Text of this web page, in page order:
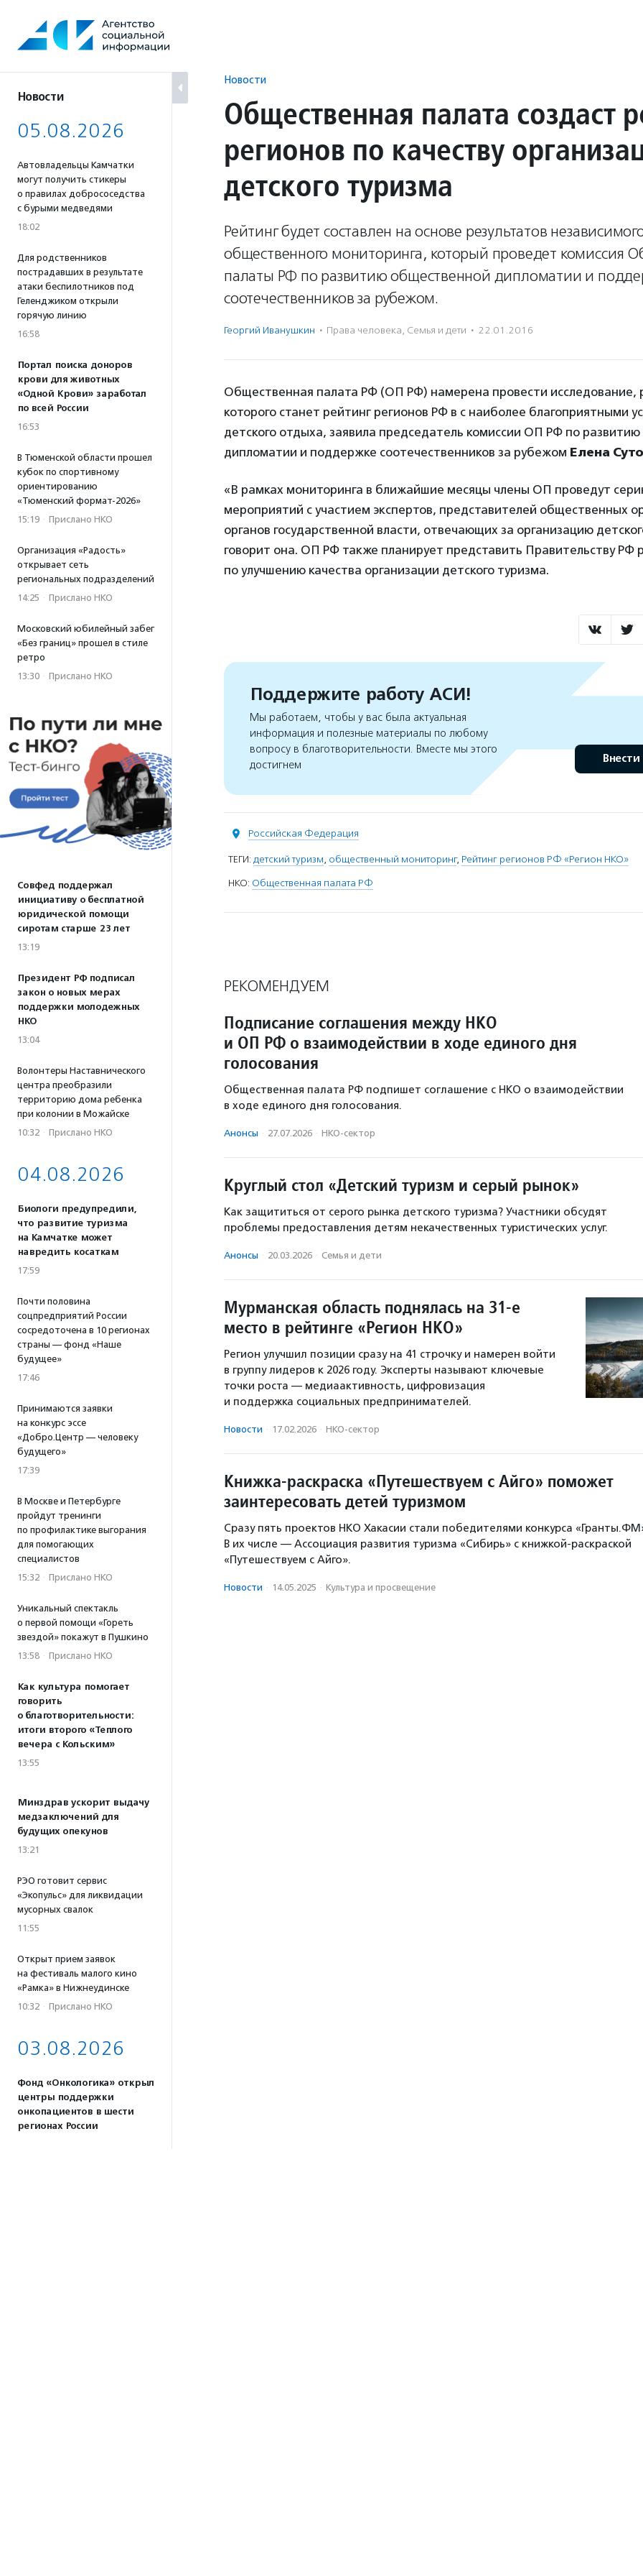
содержанию
Новости
05.08.2026
Автовладельцы Камчатки
могут получить стикеры
о правилах добрососедства
с бурыми медведями
18:02
Для родственников
пострадавших в результате
атаки беспилотников под
Геленджиком открыли
горячую линию
16:58
Портал поиска доноров
крови для животных
«Одной Крови» заработал
по всей России
16:53
В Тюменской области прошел
кубок по спортивному
ориентированию
«Тюменский формат-2026»
15:19 · Прислано НКО
Организация «Радость»
открывает сеть
региональных подразделений
14:25 · Прислано НКО
Московский юбилейный забег
«Без границ» прошел в стиле
ретро
13:30 · Прислано НКО
Совфед поддержал
инициативу о бесплатной
юридической помощи
сиротам старше 23 лет
13:19
Президент РФ подписал
закон о новых мерах
поддержки молодежных
НКО
13:04
Волонтеры Наставнического
центра преобразили
территорию дома ребенка
при колонии в Можайске
10:32 · Прислано НКО
04.08.2026
Биологи предупредили,
что развитие туризма
на Камчатке может
навредить косаткам
17:59
Почти половина
соцпредприятий России
сосредоточена в 10 регионах
страны — фонд «Наше
будущее»
17:46
Принимаются заявки
на конкурс эссе
«Добро.Центр — человеку
будущего»
17:39
В Москве и Петербурге
пройдут тренинги
по профилактике выгорания
для помогающих
специалистов
15:32 · Прислано НКО
Уникальный спектакль
о первой помощи «Гореть
звездой» покажут в Пушкино
13:58 · Прислано НКО
Как культура помогает
говорить
о благотворительности:
итоги второго «Теплого
вечера с Кольским»
13:55
Минздрав ускорит выдачу
медзаключений для
будущих опекунов
13:21
РЭО готовит сервис
«Экопульс» для ликвидации
мусорных свалок
11:55
Открыт прием заявок
на фестиваль малого кино
«Рамка» в Нижнеудинске
10:32 · Прислано НКО
03.08.2026
Фонд «Онкологика» открыл
центры поддержки
онкопациентов в шести
регионах России
Новости
Общественная палата создаст
регионов по качеству
детского туризма
Рейтинг будет составлен на основе результатов
общественного мониторинга, который проведет комиссия
палаты РФ по развитию общественной дипломатии и
соотечественников за рубежом.
Георгий Иванушкин · Права человека, Семья и дети · 22.01.2016
Общественная палата РФ (ОП РФ) намерена провести исследование,
которого станет рейтинг регионов РФ в с наиболее благоприятными
детского отдыха, заявила председатель комиссии ОП РФ по
дипломатии и поддержке соотечественников за рубежом Елена
«В рамках мониторинга в ближайшие месяцы члены ОП проведут
мероприятий с участием экспертов, представителей общественных
органов государственной власти, отвечающих за организацию
говорит она. ОП РФ также планирует представить Правительству РФ
по улучшению качества организации детского туризма.
Поддержите работу АСИ!
Мы работаем, чтобы у вас была актуальная
информация и полезные материалы по любому
вопросу в благотворительности. Вместе мы этого
достигнем
Внести
Российская Федерация
ТЕГИ: детский туризм, общественный мониторинг, Рейтинг регионов РФ «Регион НКО»
НКО: Общественная палата РФ
РЕКОМЕНДУЕМ
Подписание соглашения между НКО
и ОП РФ о взаимодействии в ходе единого дня
голосования
Общественная палата РФ подпишет соглашение с НКО о взаимодействии
в ходе единого дня голосования.
Анонсы · 27.07.2026 · НКО-сектор
Круглый стол «Детский туризм и серый рынок»
Как защититься от серого рынка детского туризма? Участники обсудят
проблемы предоставления детям некачественных туристических услуг.
Анонсы · 20.03.2026 · Семья и дети
Мурманская область поднялась на 31-е
место в рейтинге «Регион НКО»
Регион улучшил позиции сразу на 41 строчку и намерен войти
в группу лидеров к 2026 году. Эксперты называют ключевые
точки роста — медиаактивность, цифровизация
и поддержка социальных предпринимателей.
Новости · 17.02.2026 · НКО-сектор
Книжка-раскраска «Путешествуем с Айго» поможет
заинтересовать детей туризмом
Сразу пять проектов НКО Хакасии стали победителями конкурса
В их числе — Ассоциация развития туризма «Сибирь» с книжкой-раскраской
«Путешествуем с Айго».
Новости · 14.05.2025 · Культура и просвещение